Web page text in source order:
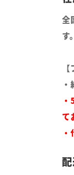
全
す。
て